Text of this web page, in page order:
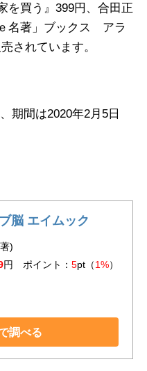
を買う』399円、合田正
名著」ブックス アラ
されています。
期間は2020年2月5日
脳 エイムック
)
円 ポイント： 5pt（1%）
調べる